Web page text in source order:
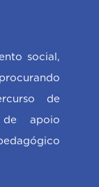
social,
de
de apoio